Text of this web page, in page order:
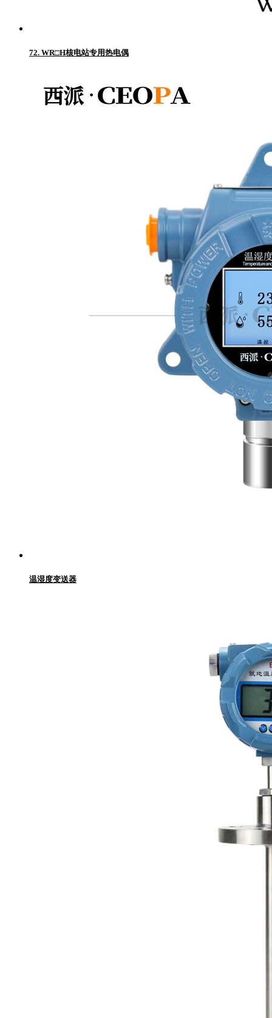
72. WR□H核电站专用热电偶
温湿度变送器